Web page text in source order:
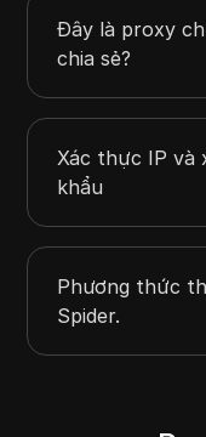
Đây là proxy
chia sẻ?
Xác thực IP và
khẩu
Phương thức
Spider.